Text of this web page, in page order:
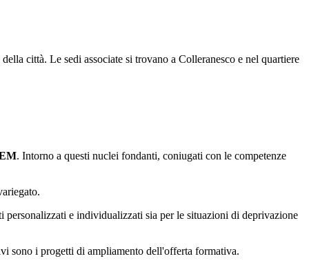
città. Le sedi associate si trovano a Colleranesco e nel quartiere
. Intorno a questi nuclei fondanti, coniugati con le competenze
e individualizzati sia per le situazioni di deprivazione
sono i progetti di ampliamento dell'offerta formativa.